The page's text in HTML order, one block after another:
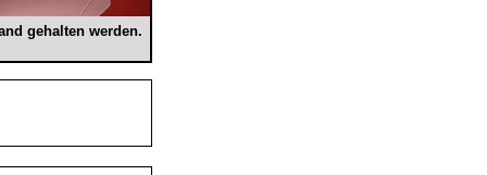
gehalten werden.